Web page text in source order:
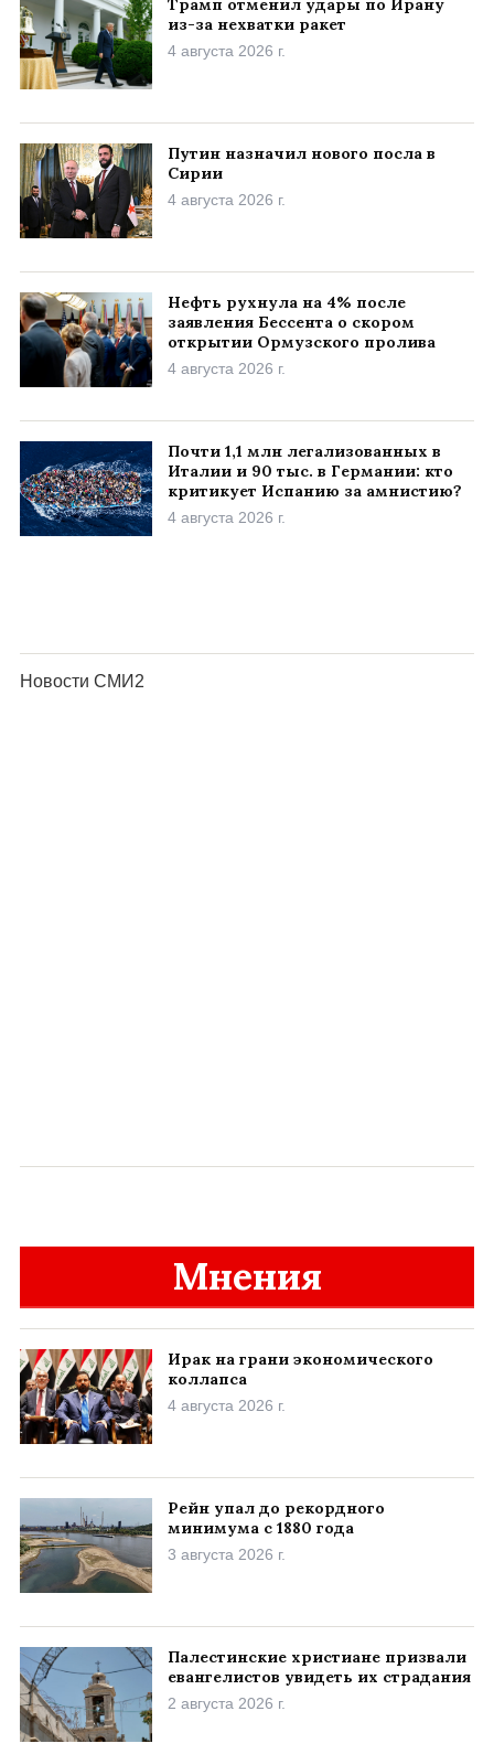
Трамп отменил удары по Ирану
из-за нехватки ракет
4 августа 2026 г.
Путин назначил нового посла в
Сирии
4 августа 2026 г.
Нефть рухнула на 4% после
заявления Бессента о скором
открытии Ормузского пролива
4 августа 2026 г.
Почти 1,1 млн легализованных в
Италии и 90 тыс. в Германии: кто
критикует Испанию за амнистию?
4 августа 2026 г.
Мнения
Ирак на грани экономического
коллапса
4 августа 2026 г.
Рейн упал до рекордного
минимума с 1880 года
3 августа 2026 г.
Палестинские христиане призвали
евангелистов увидеть их страдания
2 августа 2026 г.